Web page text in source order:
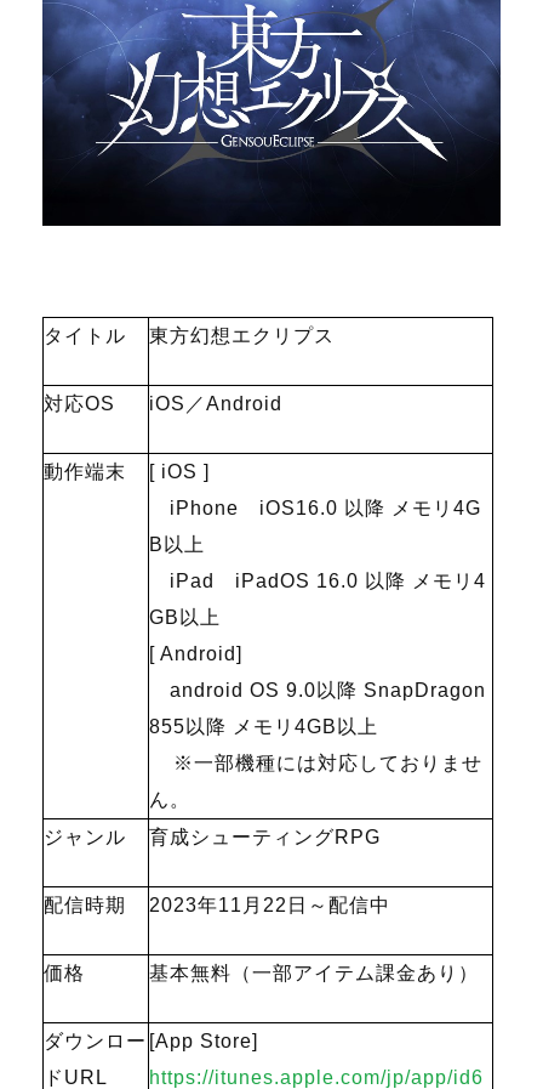
タイトル 東方幻想エクリプス
対応OS iOS／Android
動作端末
[ iOS ]
iPhone iOS16.0 以降 メモリ4G
B以上
iPad iPadOS 16.0 以降 メモリ4
GB以上
[ Android]
android OS 9.0以降 SnapDragon
855以降 メモリ4GB以上
※一部機種には対応しておりませ
ん。
ジャンル
育成シューティングRPG
配信時期 2023年11月22日～配信中
価格 基本無料（一部アイテム課金あり）
ダウンロー
ドURL
[App Store]
https://itunes.apple.com/jp/app/id6